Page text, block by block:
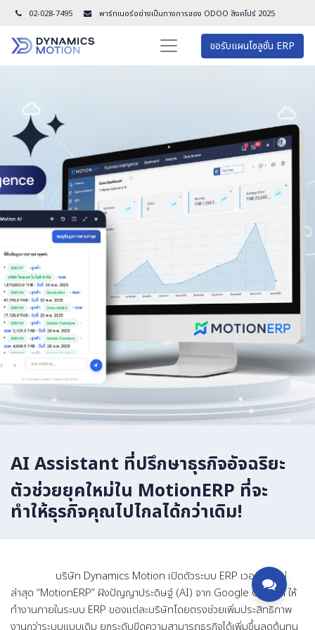
02-028-7495 พาร์ทเนอร์อย่างเป็นทางการของ ODOO สิงคโปร์ 2025
ขอรับแผนโซลูชั่น ERP
AI Assistant ที่ปรึกษาธุรกิจอัจฉริยะ
ตัวช่วยยุคใหม่ใน MotionERP ที่จะ
ทำให้ธุรกิจคุณไปไกลได้กว่าเดิม!⁣⁣⁣
บริษัท Dynamics Motion เปิดตัวระบบ ERP เวอร์ชั่นใหม่
ล่าสุด “MotionERP” ฝังปัญญาประดิษฐ์ (AI) จาก Google Gemini ให้
ทำงานภายในระบบ ERP ของแต่ละบริษัทโดยตรงช่วยเพิ่มประสิทธิภาพ